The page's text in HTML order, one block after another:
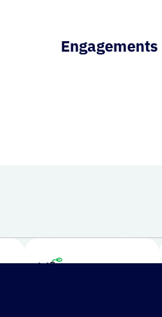
Engagements